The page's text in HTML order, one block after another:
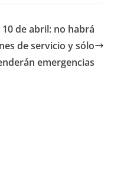
de abril: no habrá
de servicio y sólo
emergencias